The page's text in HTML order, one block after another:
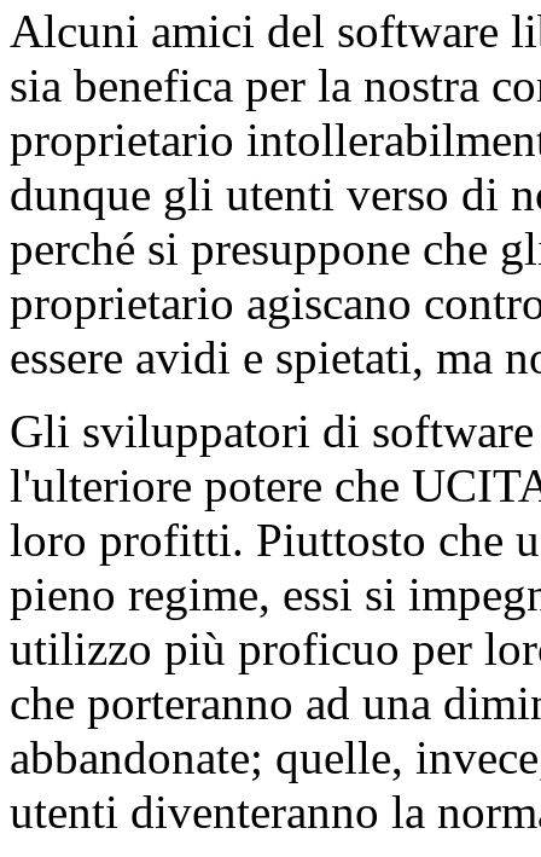
Alcuni amici del software
sia benefica per la nostra
proprietario
dunque gli utenti verso di
perché si presuppone che
proprietario agiscano
essere avidi e spietati, ma
Gli sviluppatori di
l'ulteriore potere che
loro profitti. Piuttosto che
pieno regime, essi si
utilizzo più proficuo per
che porteranno ad una
abbandonate; quelle,
utenti diventeranno la